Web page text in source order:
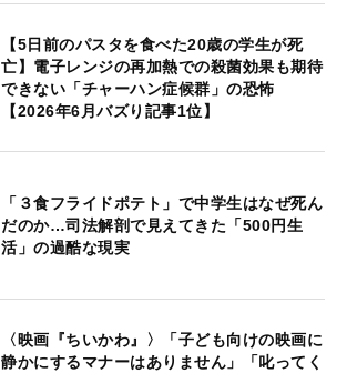
【5日前のパスタを食べた20歳の学生が死
亡】電子レンジの再加熱での殺菌効果も期待
できない「チャーハン症候群」の恐怖
【2026年6月バズり記事1位】
「３食フライドポテト」で中学生はなぜ死ん
だのか…司法解剖で見えてきた「500円生
活」の過酷な現実
〈映画『ちいかわ』〉「子ども向けの映画に
静かにするマナーはありません」「叱ってく